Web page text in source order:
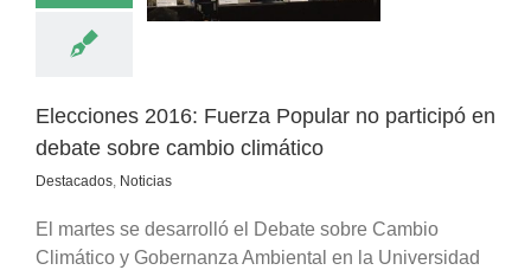
Elecciones 2016: Fuerza Popular no participó en
debate sobre cambio climático
Destacados, Noticias
El martes se desarrolló el Debate sobre Cambio
Climático y Gobernanza Ambiental en la Universidad